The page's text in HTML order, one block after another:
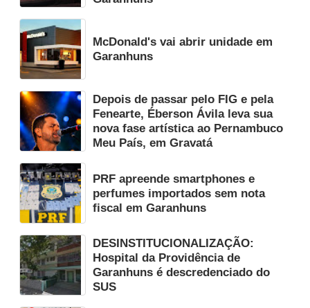
McDonald's vai abrir unidade em
Garanhuns
Depois de passar pelo FIG e pela
Fenearte, Éberson Ávila leva sua
nova fase artística ao Pernambuco
Meu País, em Gravatá
PRF apreende smartphones e
perfumes importados sem nota
fiscal em Garanhuns
DESINSTITUCIONALIZAÇÃO:
Hospital da Providência de
Garanhuns é descredenciado do
SUS